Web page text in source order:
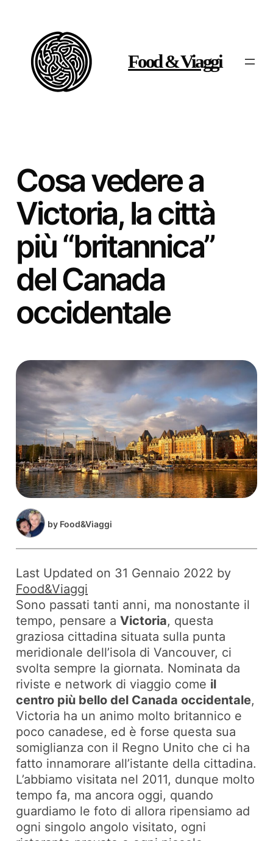
Food & Viaggi
Cosa vedere a
Victoria, la città
più “britannica”
del Canada
occidentale
by Food&Viaggi
Last Updated on 31 Gennaio 2022 by
Food&Viaggi
Sono passati tanti anni, ma nonostante il
tempo, pensare aVictoria, questa
graziosa cittadina situata sulla punta
meridionale dell’isola di Vancouver, ci
svolta sempre la giornata. Nominata da
riviste e network di viaggio come il
centro più bello del Canada occidentale,
Victoria ha un animo molto britannico e
poco canadese, ed è forse questa sua
somiglianza con il Regno Unito che ci ha
fatto innamorare all’istante della cittadina.
L’abbiamo visitata nel 2011, dunque molto
tempo fa, ma ancora oggi, quando
guardiamo le foto di allora ripensiamo ad
ogni singolo angolo visitato, ogni